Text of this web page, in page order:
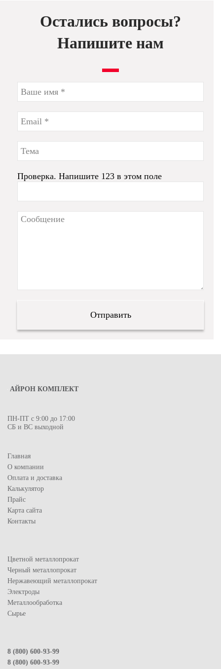
Остались вопросы?
Напишите нам
Проверка. Напишите 123 в этом поле
АЙРОН КОМПЛЕКТ
ПН-ПТ с 9:00 до 17:00
СБ и ВС выходной
Главная
О компании
Оплата и доставка
Калькулятор
Прайс
Карта сайта
Контакты
Цветной металлопрокат
Черный металлопрокат
Нержавеющий металлопрокат
Электроды
Металлообработка
Сырье
8 (800) 600-93-99
8 (800) 600-93-99